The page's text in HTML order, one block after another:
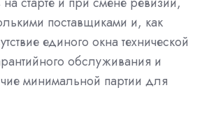
поставщиками и, как
единого окна технической
обслуживания и
минимальной партии для